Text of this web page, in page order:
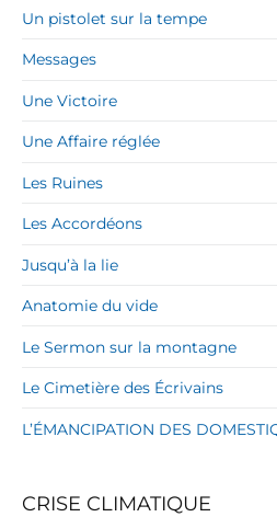
Un pistolet sur la tempe
Messages
Une Victoire
Une Affaire réglée
Les Ruines
Les Accordéons
Jusqu’à la lie
Anatomie du vide
Le Sermon sur la montagne
Le Cimetière des Écrivains
L’ÉMANCIPATION DES
CRISE CLIMATIQUE